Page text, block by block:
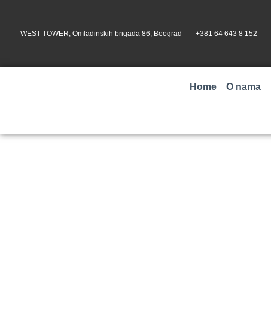
WEST TOWER, Omladinskih brigada 86, Beograd +381 64 643 8 152
Home O nama